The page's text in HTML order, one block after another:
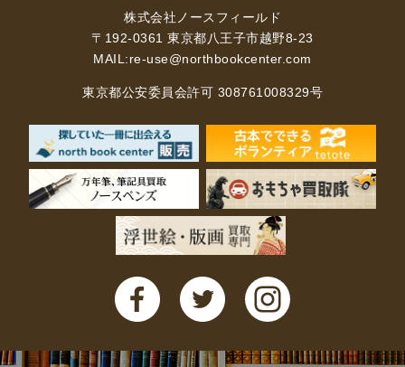
株式会社ノースフィールド
〒192-0361 東京都八王子市越野8-23
MAIL:re-use@northbookcenter.com
東京都公安委員会許可 308761008329号